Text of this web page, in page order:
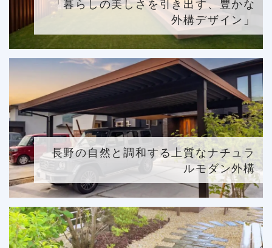
「暮らしの美しさを引き出す、豊かな
外構デザイン」
長野の自然と調和する上質なナチュラ
ルモダン外構